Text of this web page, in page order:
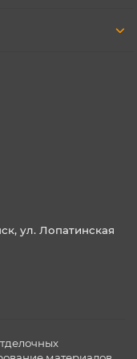
ул. Лопатинская